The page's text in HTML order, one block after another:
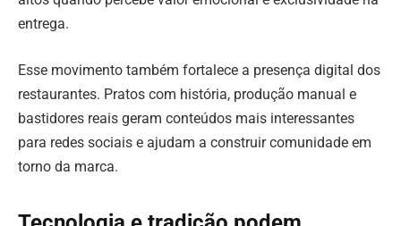
entrega.
Esse movimento também fortalece a presença digital dos
restaurantes. Pratos com história, produção manual e
bastidores reais geram conteúdos mais interessantes
para redes sociais e ajudam a construir comunidade em
torno da marca.